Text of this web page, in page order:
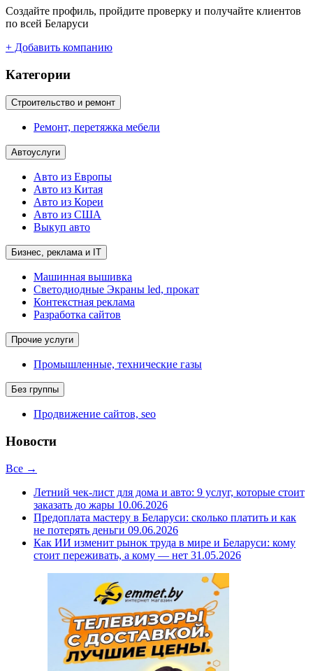
Создайте профиль, пройдите проверку и получайте клиентов
по всей Беларуси
+ Добавить компанию
Категории
Строительство и ремонт
Ремонт, перетяжка мебели
Автоуслуги
Авто из Европы
Авто из Китая
Авто из Кореи
Авто из США
Выкуп авто
Бизнес, реклама и IT
Машинная вышивка
Светодиодные Экраны led, прокат
Контекстная реклама
Разработка сайтов
Прочие услуги
Промышленные, технические газы
Без группы
Продвижение сайтов, seo
Новости
Все →
Летний чек-лист для дома и авто: 9 услуг, которые стоит
заказать до жары 10.06.2026
Предоплата мастеру в Беларуси: сколько платить и как
не потерять деньги 09.06.2026
Как ИИ изменит рынок труда в мире и Беларуси: кому
стоит переживать, а кому — нет 31.05.2026